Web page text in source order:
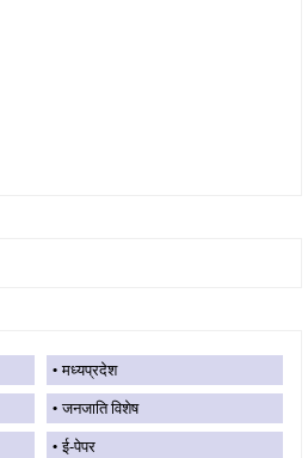
मध्यप्रदेश
जनजाति विशेष
ई-पेपर